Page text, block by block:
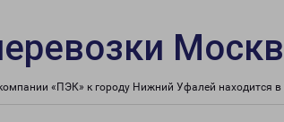
«ПЭК» к городу Нижний Уфалей находится в